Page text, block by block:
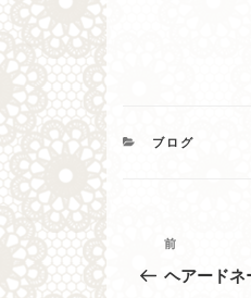
カ
ブログ
投
稿
過
前
ヘアードネ